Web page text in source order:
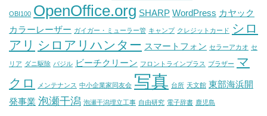
OBI100 OpenOffice.org SHARP WordPress カヤック
カラーレーザー ガイガー・ミューラー管 キャンプ クレジットカード シロ
アリ シロアリハンター スマートフォン セラーアカオ セ
リア ダニ駆除 バジル ビーチクリーン フロントラインプラス ブラザー マ
クロ
メンテナンス 中小企業家同友会 写真 台所 天文館 東部海浜開
発事業 泡瀬干潟 泡瀬干潟埋立工事 自由研究 電子辞書 鹿児島